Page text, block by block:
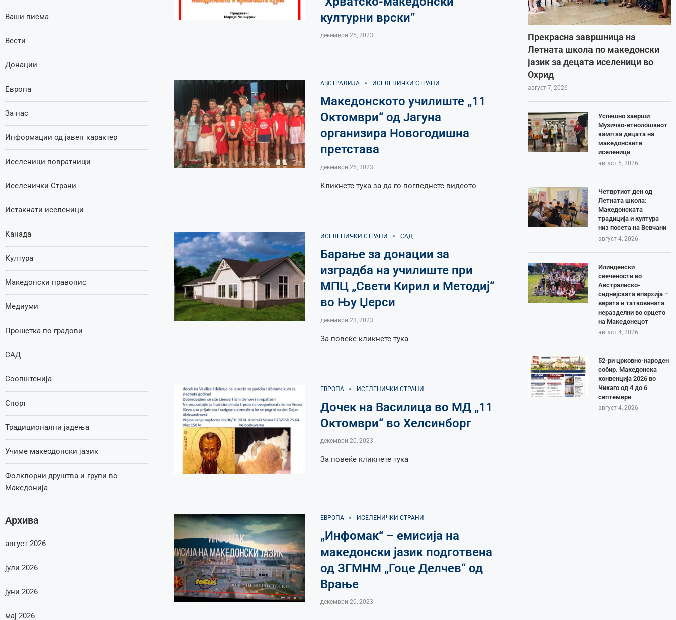
културни врски”
декември 25, 2023
АВСТРАЛИЈА ИСЕЛЕНИЧКИ СТРАНИ
Македонското училиште „11
Октомври“ од Јагуна
организира Новогодишна
претстава
декември 25, 2023
Кликнете тука за да го погледнете видеото
ИСЕЛЕНИЧКИ СТРАНИ САД
Барање за донации за
изградба на училиште при
МПЦ „Свети Кирил и Методиј“
во Њу Џерси
декември 23, 2023
За повеќе кликнете тука
ЕВРОПА ИСЕЛЕНИЧКИ СТРАНИ
Дочек на Василица во МД „11
Октомври“ во Хелсинборг
декември 20, 2023
За повеќе кликнете тука
ЕВРОПА ИСЕЛЕНИЧКИ СТРАНИ
„Инфомак“ – емисија на
македонски јазик подготвена
од ЗГМНМ „Гоце Делчев“ од
Врање
декември 20, 2023
Прекрасна завршница на
Летната школа по македонски
јазик за децата иселеници во
Охрид
август 7, 2026
Успешно заврши
Музичко-етнолошкиот
камп за децата на
македонските
иселеници
август 5, 2026
Четвртиот ден од
Летната школа:
Македонската
традиција и култура
низ посета на Вевчани
август 4, 2026
Илинденски
свечености во
Австралиско-
сиднејската епархија –
верата и татковината
неразделни во срцето
на Македонецот
август 4, 2026
52-ри црковно-народен
собир. Македонска
конвенција 2026 во
Чикаго од 4 до 6
септември
август 4, 2026
Ваши писма
Вести
Донации
Европа
За нас
Информации од јавен карактер
Иселеници-повратници
Иселенички Страни
Истакнати иселеници
Канада
Култура
Македонски правопис
Медиуми
Прошетка по градови
САД
Соопштенија
Спорт
Традиционални јадења
Учиме макеодонски јазик
Фолклорни друштва и групи во
Македонија
Архива
август 2026
јули 2026
јуни 2026
мај 2026